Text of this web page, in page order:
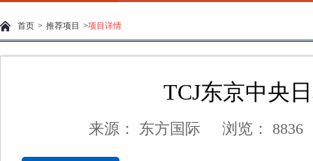
首页 > 推荐项目 >项目详情
TCJ东京中央
来源： 东方国际 浏览： 8836